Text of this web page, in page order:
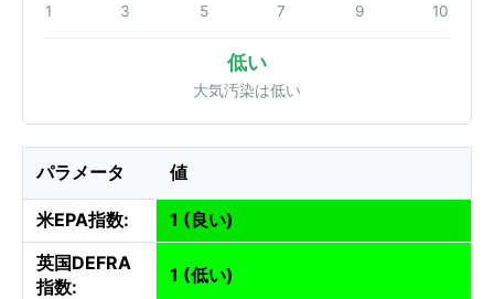
1 3 5 7 9 10
低い
大気汚染は低い
パラメータ 値
米EPA指数:
1 (良い)
英国DEFRA
指数:
1 (低い)